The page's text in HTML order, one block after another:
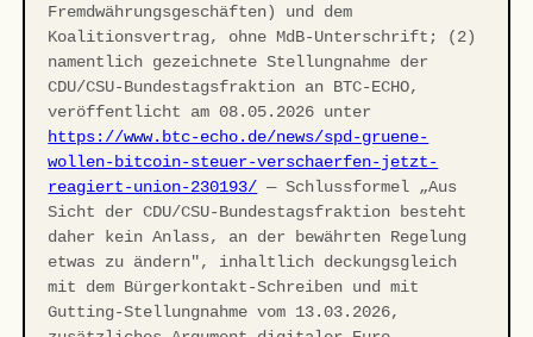
Fremdwährungsgeschäften) und dem
Koalitionsvertrag, ohne MdB-Unterschrift; (2)
namentlich gezeichnete Stellungnahme der
CDU/CSU-Bundestagsfraktion an BTC-ECHO,
veröffentlicht am 08.05.2026 unter
https://www.btc-echo.de/news/spd-gruene-
wollen-bitcoin-steuer-verschaerfen-jetzt-
reagiert-union-230193/ — Schlussformel „Aus
Sicht der CDU/CSU-Bundestagsfraktion besteht
daher kein Anlass, an der bewährten Regelung
etwas zu ändern", inhaltlich deckungsgleich
mit dem Bürgerkontakt-Schreiben und mit
Gutting-Stellungnahme vom 13.03.2026,